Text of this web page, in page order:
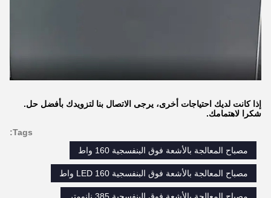
إذا كانت لديك احتياجات أخرى، يرجى الاتصال بنا لتزويدك بأفضل حل.
شكرا لاهتمامك.
Tags:
مصباح المعالجة بالأشعة فوق البنفسجية 160 واط
مصباح المعالجة بالأشعة فوق البنفسجية LED 160 واط